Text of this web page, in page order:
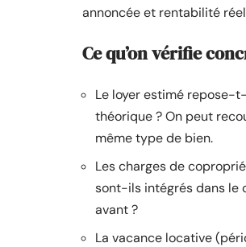
annoncée et rentabilité
Ce qu’on vérifie
Le loyer estimé repose-
théorique ? On peut
même type de bien.
Les charges de
sont-ils intégrés dans le
avant ?
La vacance locative